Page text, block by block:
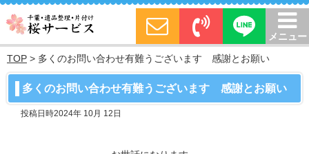
メニュー
TOP > 多くのお問い合わせ有難うございます 感謝とお願い
多くのお問い合わせ有難うございます 感謝とお願い
投稿日時2024年 10月 12日